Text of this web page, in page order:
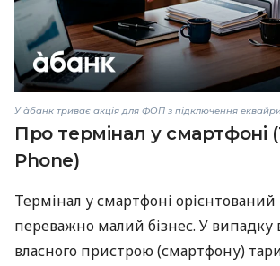
У àбанк триває акція для ФОП з підключення
Про термінал у смартфоні
Phone)
Термінал у смартфоні орієнтований
переважно малий бізнес. У випадку
власного пристрою (смартфону)